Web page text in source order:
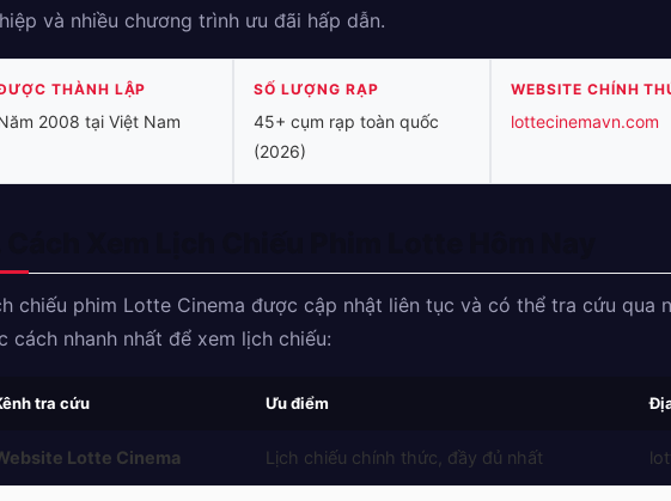
và nhiều chương trình ưu đãi hấp dẫn.
THÀNH LẬP
2008 tại Việt Nam
SỐ LƯỢNG RẠP
45+ cụm rạp toàn quốc
(2026)
WEBSITE CHÍNH
lottecinemavn.com
chiếu phim Lotte Cinema được cập nhật liên tục và có thể tra cứu qua
cách nhanh nhất để xem lịch chiếu:
tra cứu Ưu điểm
Lotte Cinema Lịch chiếu chính thức, đầy đủ nhất